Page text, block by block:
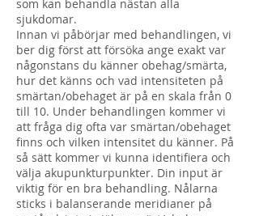
som kan behandla nästan alla
sjukdomar.
Innan vi påbörjar med behandlingen, vi
ber dig först att försöka ange exakt var
någonstans du känner obehag/smärta,
hur det känns och vad intensiteten på
smärtan/obehaget är på en skala från 0
till 10. Under behandlingen kommer vi
att fråga dig ofta var smärtan/obehaget
finns och vilken intensitet du känner. På
så sätt kommer vi kunna identifiera och
välja akupunkturpunkter. Din input är
viktig för en bra behandling. Nålarna
sticks i balanserande meridianer på